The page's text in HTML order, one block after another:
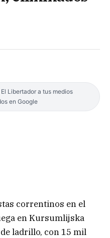
Libertador a tus medios
en Google
correntinos en el
en Kursumlijska
ladrillo, con 15 mil